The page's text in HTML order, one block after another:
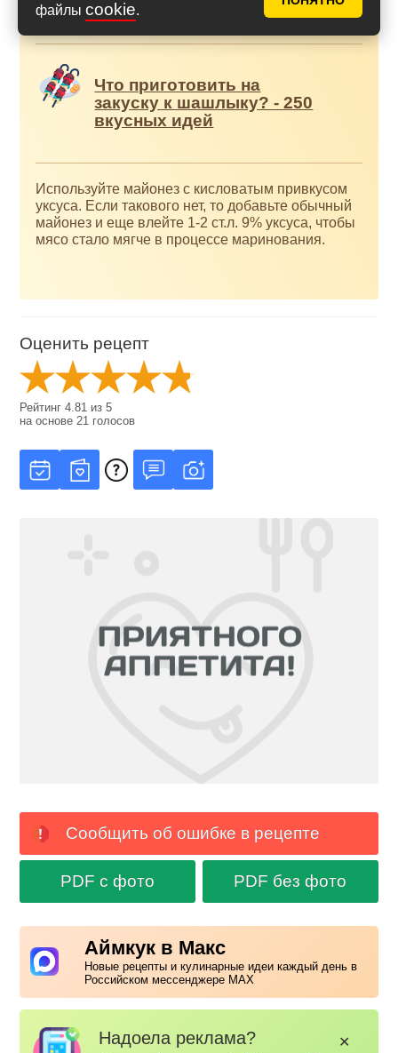
файлы cookie.
Что приготовить на
закуску к шашлыку? - 250
вкусных идей
Используйте майонез с кисловатым привкусом
уксуса. Если такового нет, то добавьте обычный
майонез и еще влейте 1-2 ст.л. 9% уксуса, чтобы
мясо стало мягче в процессе маринования.
Оценить рецепт
Рейтинг4.81 из5
на основе 21 голосов
Сообщить об ошибке в рецепте
PDF с фото PDF без фото
Аймкук в Макс
Новые рецепты и кулинарные идеи каждый день в
Российском мессенджере MAX
Надоела реклама? ✕